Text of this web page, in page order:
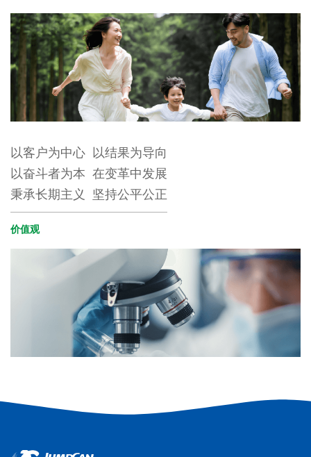
以客户为中心 以结果为导向
以奋斗者为本 在变革中发展
秉承长期主义 坚持公平公正
价值观